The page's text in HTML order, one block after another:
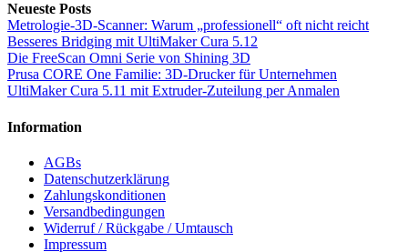
Neueste Posts
Metrologie-3D-Scanner: Warum „professionell“ oft nicht reicht
Besseres Bridging mit UltiMaker Cura 5.12
Die FreeScan Omni Serie von Shining 3D
Prusa CORE One Familie: 3D-Drucker für Unternehmen
UltiMaker Cura 5.11 mit Extruder-Zuteilung per Anmalen
Information
AGBs
Datenschutzerklärung
Zahlungskonditionen
Versandbedingungen
Widerruf / Rückgabe / Umtausch
Impressum